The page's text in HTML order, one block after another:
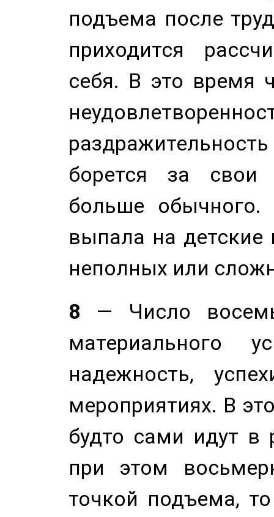
подъема после
приходится
себя. В это время
борется за свои
больше
выпала на детские
неполных или
8 — Число
материального
надежность,
мероприятиях. В
будто сами идут в
при этом
точкой подъема,